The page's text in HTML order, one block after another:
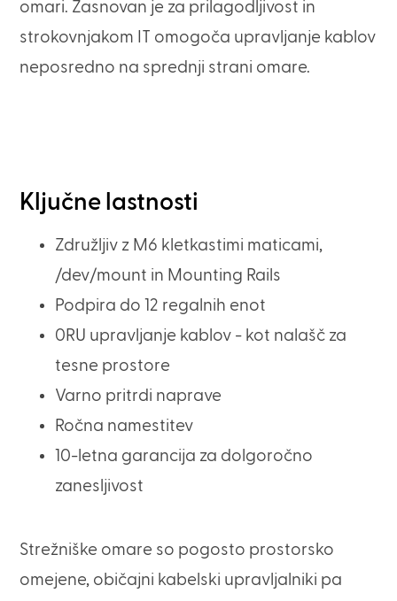
omari. Zasnovan je za prilagodljivost in
strokovnjakom IT omogoča upravljanje kablov
neposredno na sprednji strani omare.
Ključne lastnosti
Združljiv z M6 kletkastimi maticami,
/dev/mount in Mounting Rails
Podpira do 12 regalnih enot
0RU upravljanje kablov - kot nalašč za
tesne prostore
Varno pritrdi naprave
Ročna namestitev
10-letna garancija za dolgoročno
zanesljivost
Strežniške omare so pogosto prostorsko
omejene, običajni kabelski upravljalniki pa